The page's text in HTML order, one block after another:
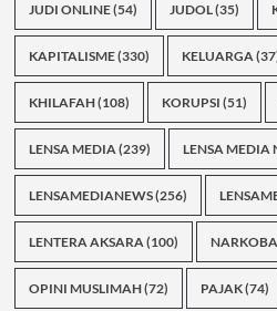
JUDI ONLINE(54) JUDOL(35)
KAPITALISME(330) KELUARGA
KHILAFAH(108) KORUPSI (51)
LENSA MEDIA(239) LENSA MEDIA
LENSAMEDIANEWS(256)
LENTERA AKSARA(100) NARKOBA
OPINI MUSLIMAH(72) PAJAK(74)